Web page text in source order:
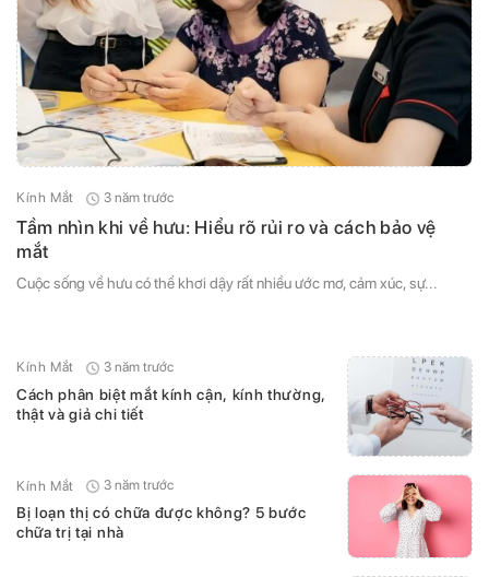
Kính Mắt 3 năm trước
Tầm nhìn khi về hưu: Hiểu rõ rủi ro và cách bảo vệ
mắt
Cuộc sống về hưu có thể khơi dậy rất nhiều ước mơ, cảm xúc, sự...
Kính Mắt 3 năm trước
Cách phân biệt mắt kính cận, kính thường,
thật và giả chi tiết
Kính Mắt 3 năm trước
Bị loạn thị có chữa được không? 5 bước
chữa trị tại nhà